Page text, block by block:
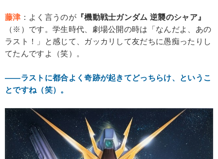
藤津 ：よく言うのが『機動戦士ガンダム 逆襲のシャア』
（※）です。学生時代、劇場公開の時は「なんだよ、あの
ラスト！」と感じて、ガッカリして友だちに愚痴ったりし
てたんですよ（笑）。
――ラストに都合よく奇跡が起きてどっちらけ、というこ
とですね（笑）。